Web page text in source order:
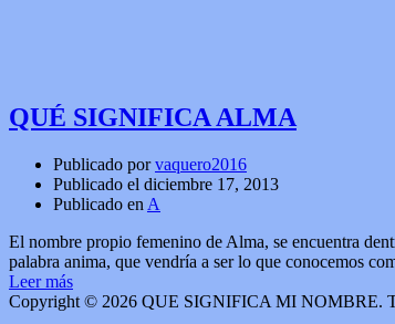
QUÉ SIGNIFICA ALMA
Publicado porvaquero2016
Publicado el diciembre 17, 2013
Publicado en A
El nombre propio femenino de Alma, se encuentra
palabra anima, que vendría a ser lo que conocemos
Leer más
Copyright © 2026 QUE SIGNIFICA MI NOMBRE.